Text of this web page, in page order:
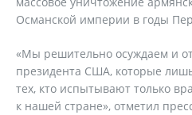
Османской империи в годы
«Мы решительно осуждаем и
президента США, которые
тех, кто испытывают только
к нашей стране», отметил